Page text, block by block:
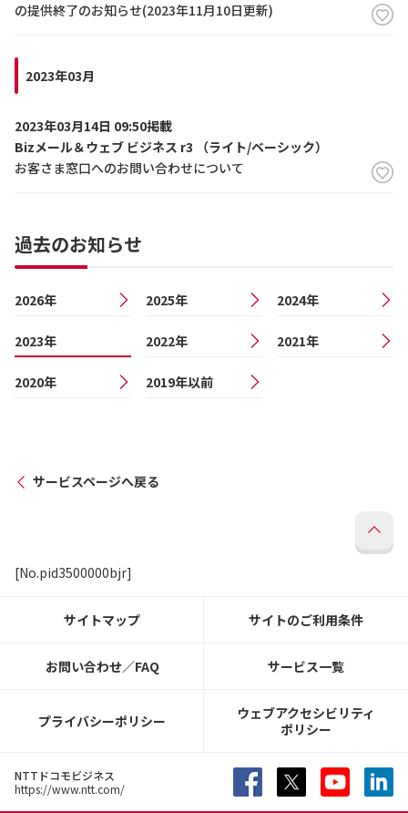
の提供終了のお知らせ(2023年11月10日更新)
2023年03月
2023年03月14日 09:50掲載
Bizメール＆ウェブ ビジネス r3 （ライト/ベーシック）
お客さま窓口へのお問い合わせについて
過去のお知らせ
2026年 2025年 2024年
2023年 2022年 2021年
2020年 2019年以前
サービスページへ戻る
[No.pid3500000bjr]
サイトマップ サイトのご利用条件
お問い合わせ／FAQ サービス一覧
プライバシーポリシー
ウェブアクセシビリティ
ポリシー
NTTドコモビジネス
https://www.ntt.com/